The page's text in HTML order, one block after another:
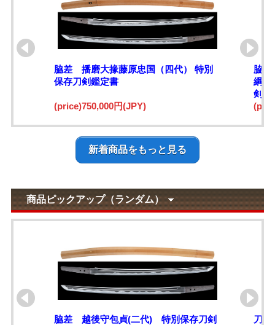
脇差 播磨大掾藤原忠国（四代） 特別
保存刀剣鑑定書
(price)750,000円(JPY)
脇
綱)
剣
新着商品をもっと見る
商品ピックアップ（ランダム）
脇差 越後守包貞(二代) 特別保存刀剣
刀